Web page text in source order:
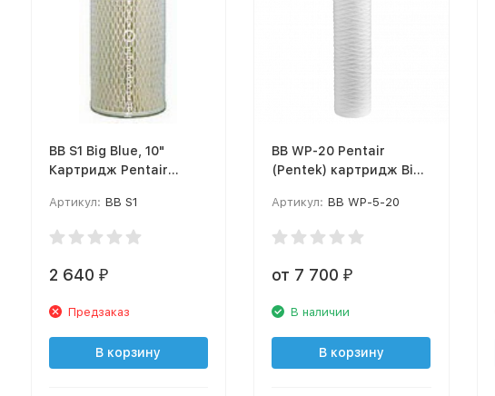
BB S1 Big Blue, 10"
Картридж Pentair
Артикул: BB S1
2 640 ₽
Предзаказ
В корзину
BB WP-20 Pentair
(Pentek) картридж Big
Артикул: BB WP-5-20
от 7 700 ₽
В наличии
В корзину